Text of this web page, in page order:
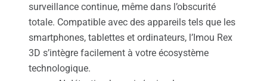
surveillance continue, même dans l’obscurité
totale. Compatible avec des appareils tels que les
smartphones, tablettes et ordinateurs, l’Imou Rex
3D s’intègre facilement à votre écosystème
technologique.